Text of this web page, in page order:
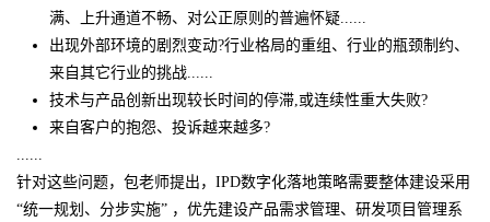
满、上升通道不畅、对公正原则的普遍怀疑......
出现外部环境的剧烈变动?行业格局的重组、行业的瓶颈制约、
来自其它行业的挑战......
技术与产品创新出现较长时间的停滞,或连续性重大失败?
来自客户的抱怨、投诉越来越多?
......
针对这些问题，包老师提出，IPD数字化落地策略需要整体建设采用
“统一规划、分步实施” ，优先建设产品需求管理、研发项目管理系